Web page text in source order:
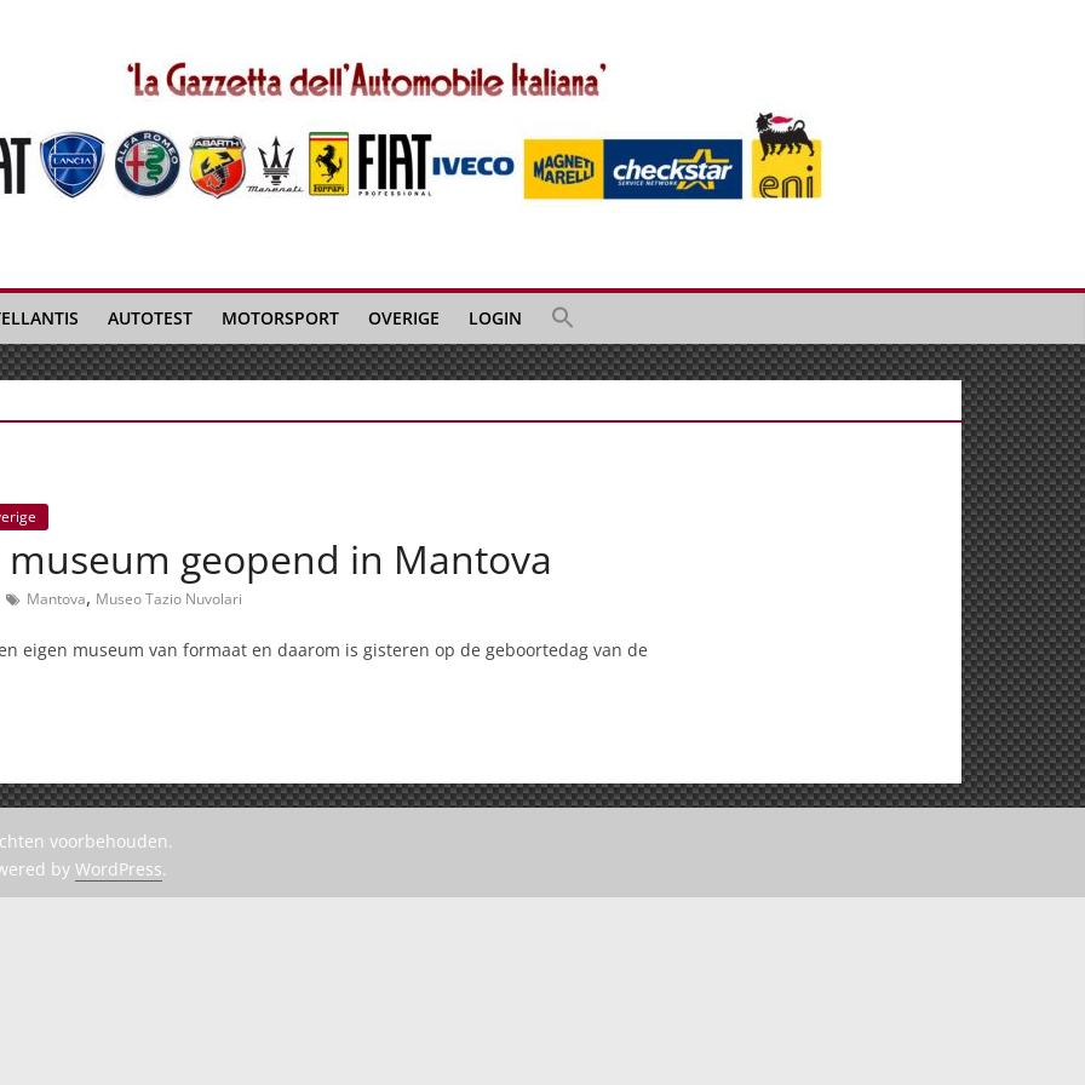
AUTOTEST MOTORSPORT OVERIGE LOGIN
geopend in Mantova
Mantova, Museo Tazio Nuvolari
eigen museum van formaat en daarom is gisteren op de geboortedag van de
voorbehouden.
by WordPress.